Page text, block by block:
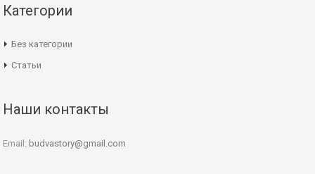
Категории
Без категории
Статьи
Наши контакты
Email: budvastory@gmail.com